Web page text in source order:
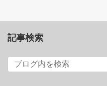
記事検索